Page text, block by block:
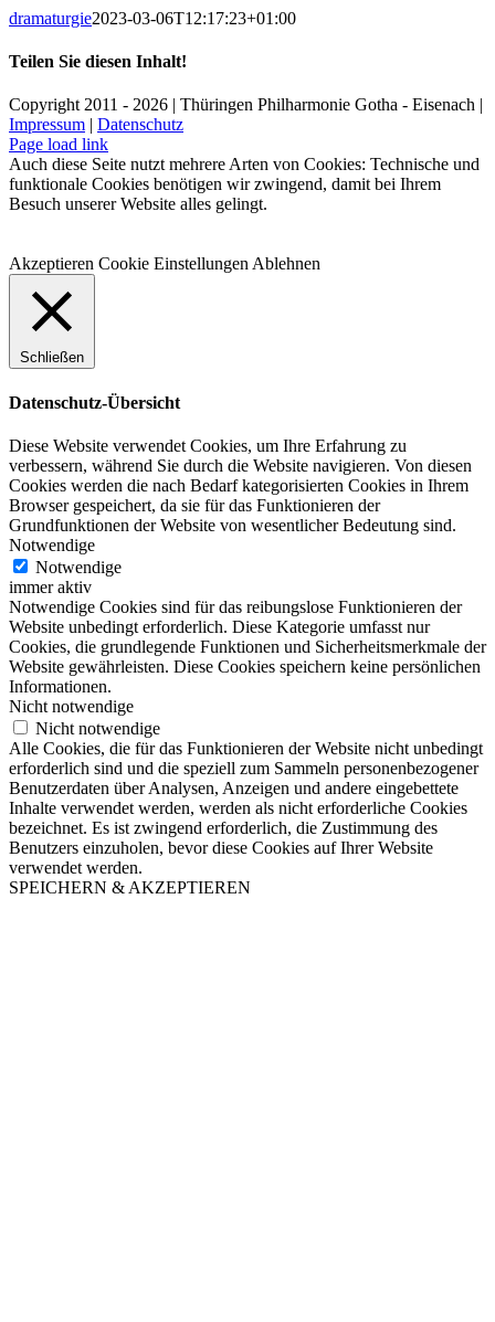
dramaturgie2023-03-06T12:17:23+01:00
Teilen Sie diesen Inhalt!
Facebook
X
LinkedIn
E-
Mail
Copyright 2011 - 2026 | Thüringen Philharmonie Gotha - Eisenach |
Impressum | Datenschutz
Facebook
Instagram
WhatsApp
YouTube
E-
Mail
Telefon
Page load link
Auch diese Seite nutzt mehrere Arten von Cookies: Technische und
funktionale Cookies benötigen wir zwingend, damit bei Ihrem
Besuch unserer Website alles gelingt.
Akzeptieren Cookie Einstellungen Ablehnen
Schließen
Datenschutz-Übersicht
Diese Website verwendet Cookies, um Ihre Erfahrung zu
verbessern, während Sie durch die Website navigieren. Von diesen
Cookies werden die nach Bedarf kategorisierten Cookies in Ihrem
Browser gespeichert, da sie für das Funktionieren der
Grundfunktionen der Website von wesentlicher Bedeutung sind.
Notwendige
Notwendige
immer aktiv
Notwendige Cookies sind für das reibungslose Funktionieren der
Website unbedingt erforderlich. Diese Kategorie umfasst nur
Cookies, die grundlegende Funktionen und Sicherheitsmerkmale der
Website gewährleisten. Diese Cookies speichern keine persönlichen
Informationen.
Nicht notwendige
Nicht notwendige
Alle Cookies, die für das Funktionieren der Website nicht unbedingt
erforderlich sind und die speziell zum Sammeln personenbezogener
Benutzerdaten über Analysen, Anzeigen und andere eingebettete
Inhalte verwendet werden, werden als nicht erforderliche Cookies
bezeichnet. Es ist zwingend erforderlich, die Zustimmung des
Benutzers einzuholen, bevor diese Cookies auf Ihrer Website
verwendet werden.
SPEICHERN & AKZEPTIEREN